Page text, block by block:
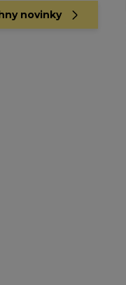
novinky